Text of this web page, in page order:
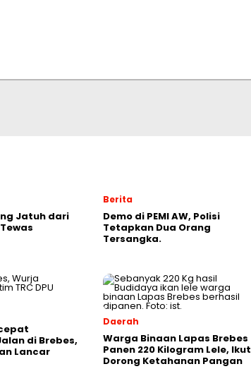
Jatuh dari
Berita
Demo di PEMI AW, Polisi
Tetapkan Dua Orang
Tersangka.
di Brebes,
Lancar
Daerah
Warga Binaan Lapas Brebes
Panen 220 Kilogram Lele, Ikut
Dorong Ketahanan Pangan